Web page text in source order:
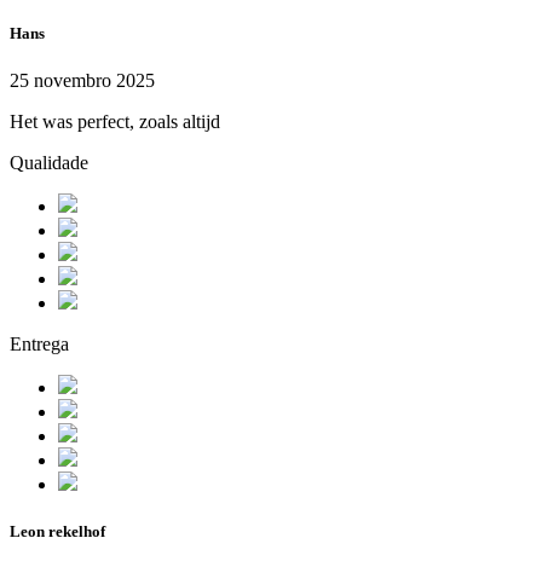
Hans
25 novembro 2025
Het was perfect, zoals altijd
Qualidade
Entrega
Leon rekelhof